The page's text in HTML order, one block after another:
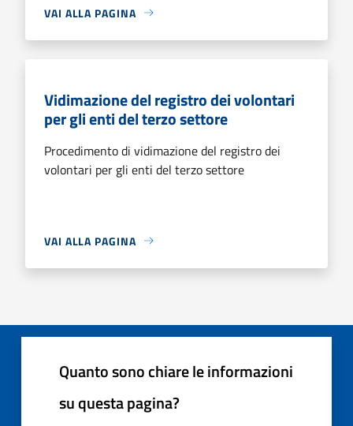
VAI ALLA PAGINA
Vidimazione del registro dei volontari
per gli enti del terzo settore
Procedimento di vidimazione del registro dei
volontari per gli enti del terzo settore
VAI ALLA PAGINA
Quanto sono chiare le informazioni
su questa pagina?